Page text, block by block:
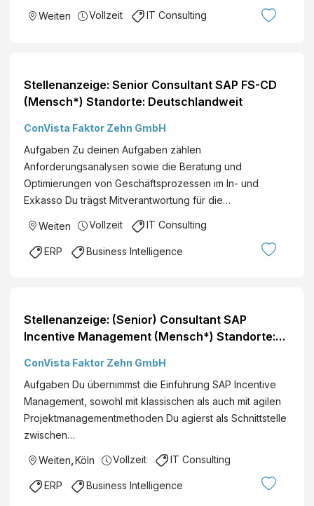
Weiten Vollzeit IT Consulting
Stellenanzeige: Senior Consultant SAP FS-CD
(Mensch*) Standorte: Deutschlandweit
ConVista Faktor Zehn GmbH
Aufgaben Zu deinen Aufgaben zählen
Anforderungsanalysen sowie die Beratung und
Optimierungen von Geschäftsprozessen im In- und
Exkasso Du trägst Mitverantwortung für die…
Weiten Vollzeit IT Consulting
ERP Business Intelligence
Stellenanzeige: (Senior) Consultant SAP
Incentive Management (Mensch*) Standorte:
ConVista Faktor Zehn GmbH
Aufgaben Du übernimmst die Einführung SAP Incentive
Management, sowohl mit klassischen als auch mit agilen
Projektmanagementmethoden Du agierst als Schnittstelle
zwischen…
Weiten Köln Vollzeit IT Consulting
ERP Business Intelligence